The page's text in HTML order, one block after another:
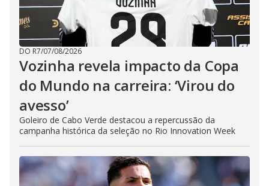
DO R7/07/08/2026
Vozinha revela impacto da Copa
do Mundo na carreira: ‘Virou do
avesso’
Goleiro de Cabo Verde destacou a repercussão da
campanha histórica da seleção no Rio Innovation Week